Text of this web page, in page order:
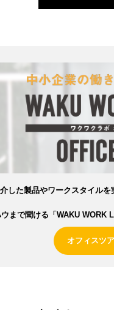
した製品やワークスタイルを
まで聞ける「WAKU WORK
オフィスツ